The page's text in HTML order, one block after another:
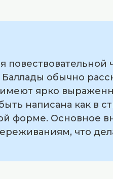
повествовательной
обычно
имеют ярко
написана как в
форме. Основное
что